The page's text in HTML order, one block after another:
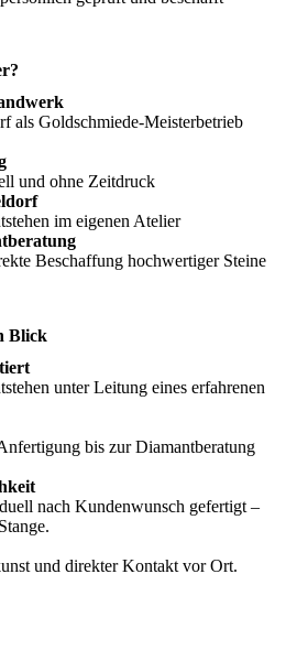
als Goldschmiede-Meisterbetrieb
und ohne Zeitdruck
im eigenen Atelier
Beschaffung hochwertiger Steine
Blick
unter Leitung eines erfahrenen
bis zur Diamantberatung
nach Kundenwunsch gefertigt –
und direkter Kontakt vor Ort.